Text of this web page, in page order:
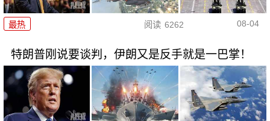
最热 阅读 6262 08-04
特朗普刚说要谈判，伊朗又是反手就是一巴掌！